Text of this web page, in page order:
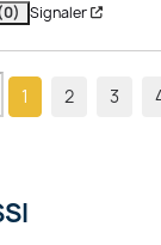
Signaler
1 2 3